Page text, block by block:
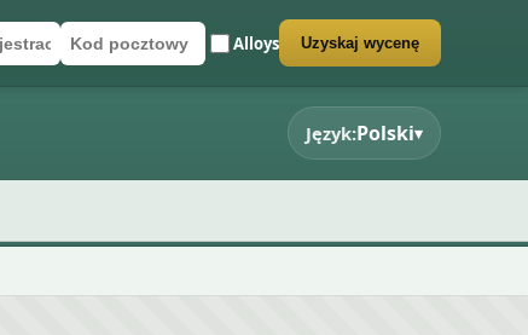
Alloys
wyceny Uzyskaj wycenę
Język:Polski▾